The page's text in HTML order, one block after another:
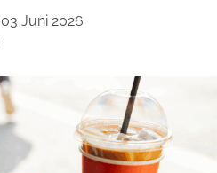
03 Juni 2026